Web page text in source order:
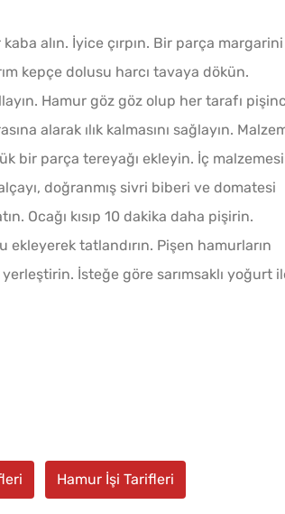
alın. İyice çırpın. Bir parça margarini
kepçe dolusu harcı tavaya dökün.
Hamur göz göz olup her tarafı
alarak ılık kalmasını sağlayın.
bir parça tereyağı ekleyin. İç malzemesi
doğranmış sivri biberi ve domatesi
Ocağı kısıp 10 dakika daha pişirin.
ekleyerek tatlandırın. Pişen hamurların
İsteğe göre sarımsaklı yoğurt
Hamur İşi Tarifleri